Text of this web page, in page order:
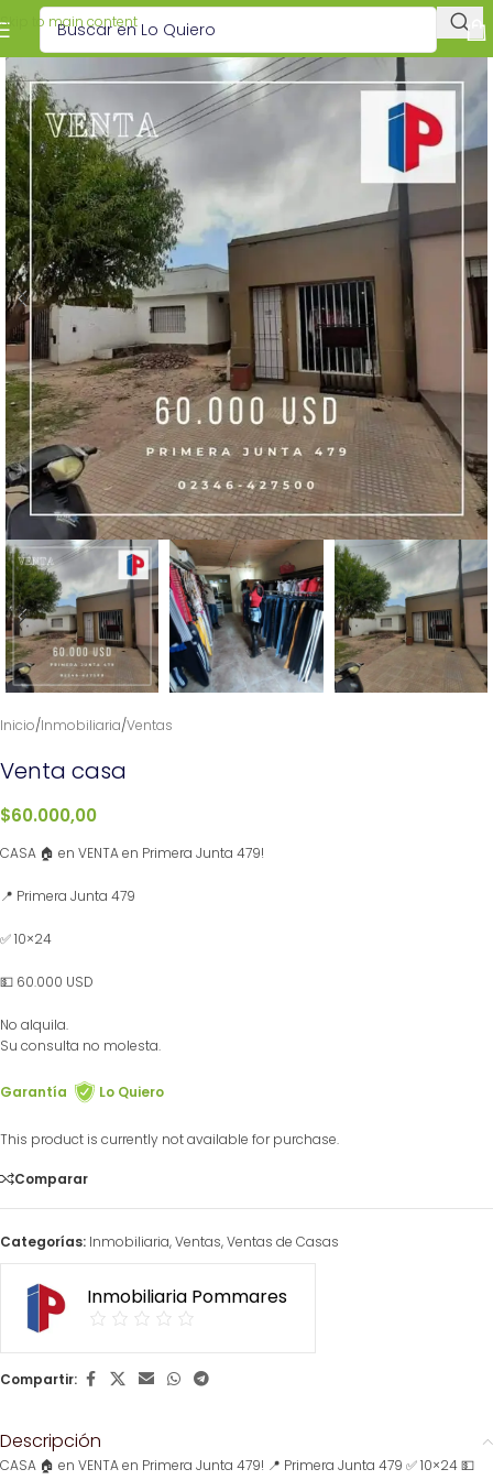
Skip to main content
Inicio/Inmobiliaria/Ventas
Venta casa
$60.000,00
CASA 🏠 en VENTA en Primera Junta 479!
📍 Primera Junta 479
✅ 10×24
💵 60.000 USD
No alquila.
Su consulta no molesta.
Garantía Lo Quiero
This product is currently not available for purchase.
Comparar
Categorías: Inmobiliaria,Ventas,Ventas de Casas
Inmobiliaria Pommares
Compartir:
Descripción
CASA 🏠 en VENTA en Primera Junta 479! 📍 Primera Junta 479 ✅ 10×24 💵